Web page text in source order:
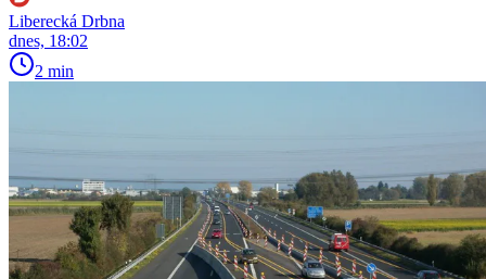
Liberecká Drbna
dnes, 18:02
2 min